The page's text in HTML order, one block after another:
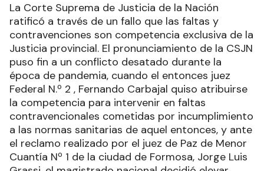
La Corte Suprema de Justicia de la Nación
ratificó a través de un fallo que las faltas y
contravenciones son competencia exclusiva de la
Justicia provincial. El pronunciamiento de la CSJN
puso fin a un conflicto desatado durante la
época de pandemia, cuando el entonces juez
Federal N.º 2 , Fernando Carbajal quiso atribuirse
la competencia para intervenir en faltas
contravencionales cometidas por incumplimiento
a las normas sanitarias de aquel entonces, y ante
el reclamo realizado por el juez de Paz de Menor
Cuantía Nº 1 de la ciudad de Formosa, Jorge Luis